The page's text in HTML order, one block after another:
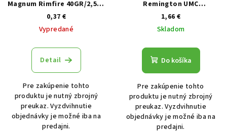
Magnum Rimfire 40GR/2,59g
JHP
0,37 €
Vypredané
Detail
Pre zakúpenie tohto
produktu je nutný zbrojný
preukaz. Vyzdvihnutie
objednávky je možné iba na
predajni.
Remington UMC
220gr/14,26g
1,66 €
Skladom
Do košíka
Pre zakúpenie tohto
produktu je nutný zbrojný
preukaz. Vyzdvihnutie
objednávky je možné iba na
predajni.